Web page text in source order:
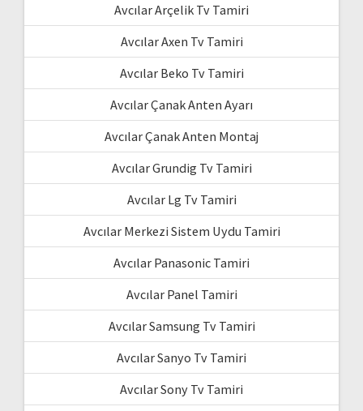
Avcılar Arçelik Tv Tamiri
Avcılar Axen Tv Tamiri
Avcılar Beko Tv Tamiri
Avcılar Çanak Anten Ayarı
Avcılar Çanak Anten Montaj
Avcılar Grundig Tv Tamiri
Avcılar Lg Tv Tamiri
Avcılar Merkezi Sistem Uydu Tamiri
Avcılar Panasonic Tamiri
Avcılar Panel Tamiri
Avcılar Samsung Tv Tamiri
Avcılar Sanyo Tv Tamiri
Avcılar Sony Tv Tamiri